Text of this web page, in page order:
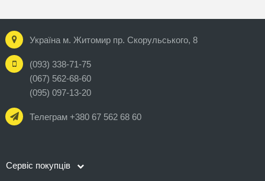
Україна м. Житомир пр. Скорульського, 8
(093) 338-71-75
(067) 562-68-60
(095) 097-13-20
Телеграм +380 67 562 68 60
Сервіс покупців